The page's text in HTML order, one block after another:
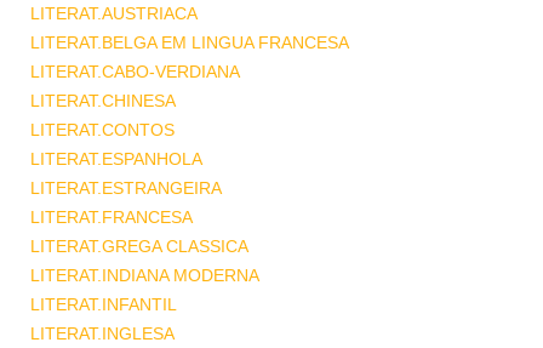
LITERAT.AUSTRIACA
LITERAT.BELGA EM LINGUA FRANCESA
LITERAT.CABO-VERDIANA
LITERAT.CHINESA
LITERAT.CONTOS
LITERAT.ESPANHOLA
LITERAT.ESTRANGEIRA
LITERAT.FRANCESA
LITERAT.GREGA CLASSICA
LITERAT.INDIANA MODERNA
LITERAT.INFANTIL
LITERAT.INGLESA